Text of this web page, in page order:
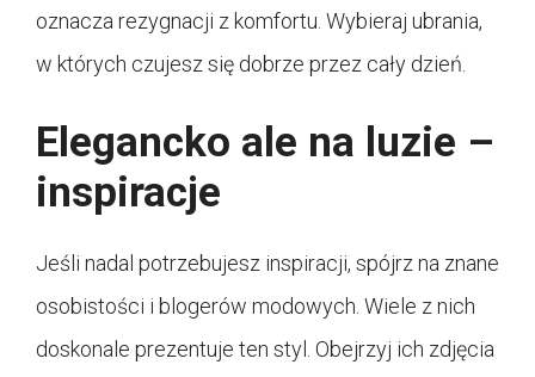
oznacza rezygnacji z komfortu. Wybieraj ubrania,
w których czujesz się dobrze przez cały dzień.
Elegancko ale na luzie –
inspiracje
Jeśli nadal potrzebujesz inspiracji, spójrz na znane
osobistości i blogerów modowych. Wiele z nich
doskonale prezentuje ten styl. Obejrzyj ich zdjęcia